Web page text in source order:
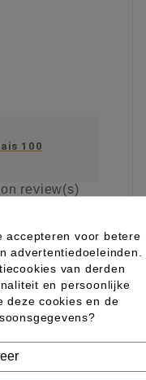
100
review(s)
accepteren voor betere
advertentiedoeleinden.
van derden
en persoonlijke
deze cookies en de